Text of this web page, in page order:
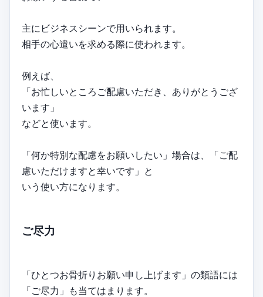
主にビジネスシーンで用いられます。
相手の心遣いを求める際に使われます。
例えば、
「お忙しいところご配慮いただき、ありがとうござ
います」
などと使います。
「何か特別な配慮をお願いしたい」場合は、「ご配
慮いただけますと幸いです」と
いう使い方になります。
ご尽力
「ひとつお骨折りお願い申し上げます」の類語には
「ご尽力」も当てはまります。